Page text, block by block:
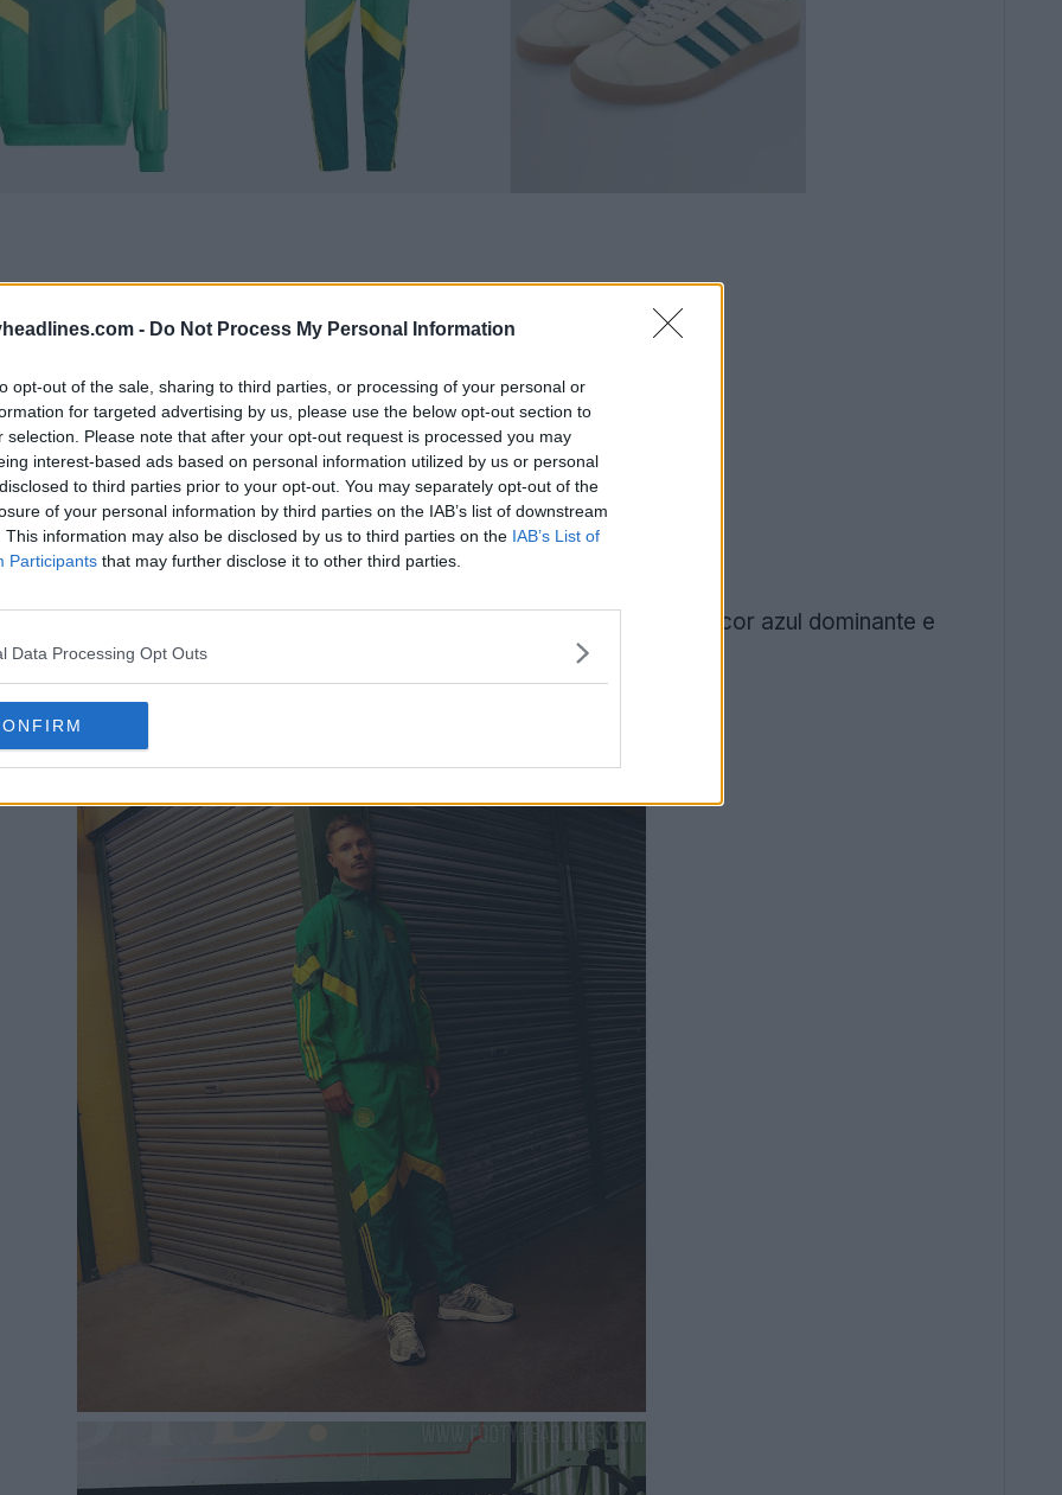
- Do Not Process My Personal Information
opt-out of the sale, sharing to third parties, or processing of your personal or
for targeted advertising by us, please use the below opt-out section to
selection. Please note that after your opt-out request is processed you may
interest-based ads based on personal information utilized by us or personal
to third parties prior to your opt-out. You may separately opt-out of the
of your personal information by third parties on the IAB’s list of downstream
This information may also be disclosed by us to third parties on the IAB’s List of
Participants that may further disclose it to other third parties.
Data Processing Opt Outs
apresenta um design clássico com uma cor azul dominante e
tradicionais do Celtic.